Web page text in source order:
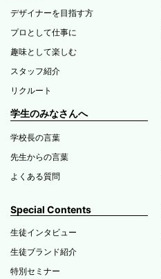
デザイナーを目指す方
プロとして仕事に
趣味として楽しむ
スタッフ紹介
リクルート
学生のみなさんへ
学校長の言葉
先生からの言葉
よくある質問
Special Contents
生徒インタビュー
生徒ブランド紹介
特別セミナー